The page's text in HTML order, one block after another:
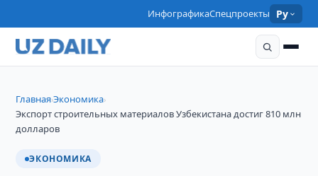
ИнфографикаСпецпроекты Ру
Главная›Экономика›
Экспорт строительных материалов Узбекистана достиг 810 млн
долларов
ЭКОНОМИКА